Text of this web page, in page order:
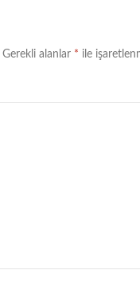
Gerekli alanlar * ile